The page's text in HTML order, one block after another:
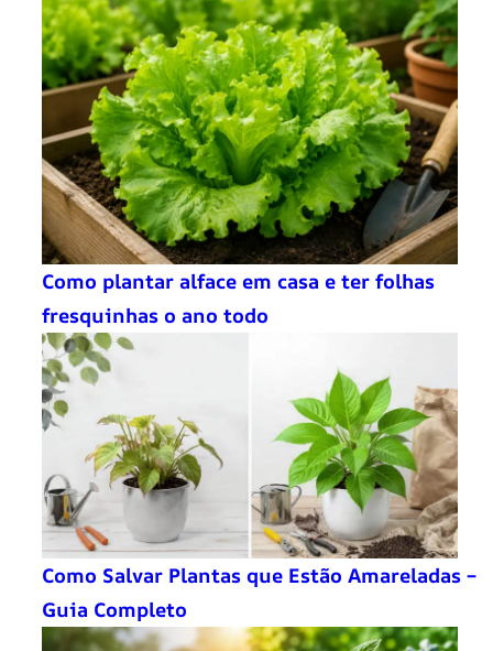
Como plantar alface em casa e ter folhas
fresquinhas o ano todo
Como Salvar Plantas que Estão Amareladas –
Guia Completo